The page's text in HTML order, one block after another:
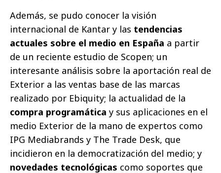
Además, se pudo conocer la visión
internacional de Kantar y las tendencias
actuales sobre el medio en España a partir
de un reciente estudio de Scopen; un
interesante análisis sobre la aportación real de
Exterior a las ventas base de las marcas
realizado por Ebiquity; la actualidad de la
compra programática y sus aplicaciones en el
medio Exterior de la mano de expertos como
IPG Mediabrands y The Trade Desk, que
incidieron en la democratización del medio; y
novedades tecnológicas como soportes que